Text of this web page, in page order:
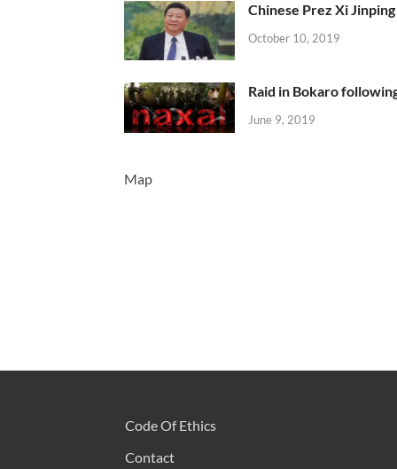
Chinese Prez Xi
October 10, 2019
Raid in Bokaro
June 9, 2019
Map
Code Of Ethics
Contact